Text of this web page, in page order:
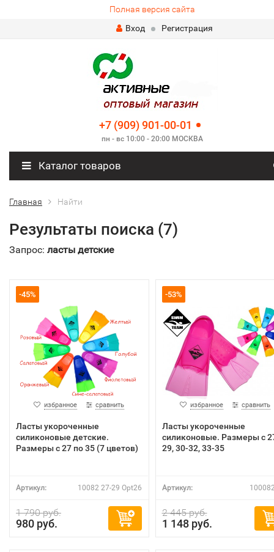
Полная версия сайта
Вход
Регистрация
+7 (909) 901-00-01
пн - вс 10:00 - 20:00 МОСКВА
Каталог товаров
Главная Найти
Результаты поиска (7)
Запрос: ласты детские
-45%
избранное сравнить
Ласты укороченные
силиконовые детские.
Размеры с 27 по 35 (7 цветов)
Артикул: 10082 27-29 Opt26
1 790 руб.
980 руб.
-53%
избранное сравнить
Ласты укороченные
силиконовые. Размеры с
29, 30-32, 33-35
Артикул:
2 445 руб.
1 148 руб.